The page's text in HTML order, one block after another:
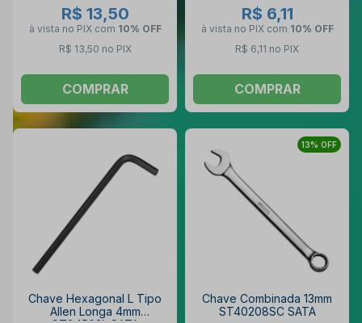
R$ 13,50
à vista no PIX com 10% OFF
R$ 13,50 no PIX
COMPRAR
R$ 6,11
à vista no PIX com 10% OFF
R$ 6,11 no PIX
COMPRAR
Chave Hexagonal L Tipo
Allen Longa 4mm
13% OFF
Chave Combinada 13mm
ST40208SC SATA